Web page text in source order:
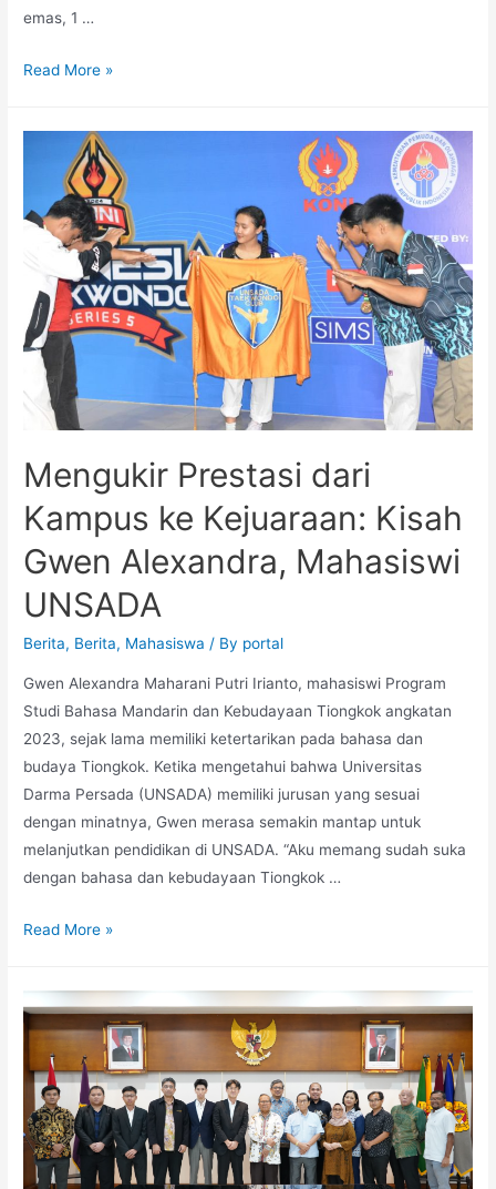
emas, 1 …
Read More »
Mengukir Prestasi dari
Kampus ke Kejuaraan: Kisah
Gwen Alexandra, Mahasiswi
UNSADA
Berita, Berita, Mahasiswa / By portal
Gwen Alexandra Maharani Putri Irianto, mahasiswi Program
Studi Bahasa Mandarin dan Kebudayaan Tiongkok angkatan
2023, sejak lama memiliki ketertarikan pada bahasa dan
budaya Tiongkok. Ketika mengetahui bahwa Universitas
Darma Persada (UNSADA) memiliki jurusan yang sesuai
dengan minatnya, Gwen merasa semakin mantap untuk
melanjutkan pendidikan di UNSADA. “Aku memang sudah suka
dengan bahasa dan kebudayaan Tiongkok …
Read More »